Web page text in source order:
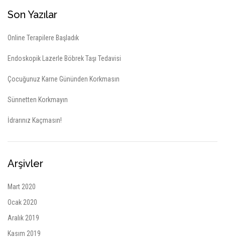
Son Yazılar
Online Terapilere Başladık
Endoskopik Lazerle Böbrek Taşı Tedavisi
Çocuğunuz Karne Gününden Korkmasın
Sünnetten Korkmayın
İdrarınız Kaçmasın!
Arşivler
Mart 2020
Ocak 2020
Aralık 2019
Kasım 2019